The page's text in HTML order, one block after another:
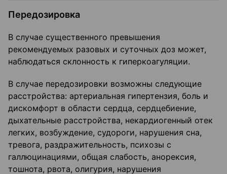
Передозировка
В случае существенного превышения
рекомендуемых разовых и суточных доз может,
наблюдаться склонность к гиперкоагуляции.
В случае передозировки возможны следующие
расстройства: артериальная гипертензия, боль и
дискомфорт в области сердца, сердцебиение,
дыхательные расстройства, некардиогенный отек
легких, возбуждение, судороги, нарушения сна,
тревога, раздражительность, психозы с
галлюцинациями, общая слабость, анорексия,
тошнота, рвота, олигурия, нарушения